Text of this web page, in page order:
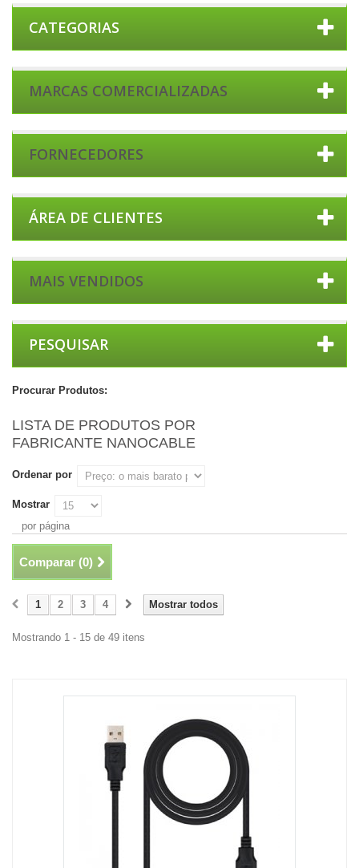
CATEGORIAS
MARCAS COMERCIALIZADAS
FORNECEDORES
ÁREA DE CLIENTES
MAIS VENDIDOS
PESQUISAR
Procurar Produtos:
LISTA DE PRODUTOS POR
FABRICANTE NANOCABLE
Ordenar por
Mostrar
por página
Comparar (0)
Mostrar todos
1 2 3 4
Mostrando 1 - 15 de 49 itens